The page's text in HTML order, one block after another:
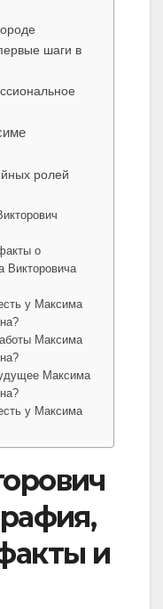
шаги в
ролей
о
Викторовича
у Максима
Максима
Максима
у Максима
и